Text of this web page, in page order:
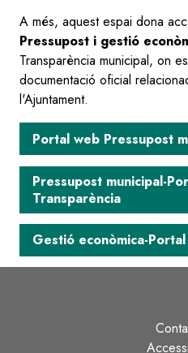
A més, aquest espai dona
Pressupost i gestió
Transparència municipal, on
documentació oficial
l'Ajuntament.
Portal web Pressupost
Pressupost municipal-
Transparència
Gestió econòmica-